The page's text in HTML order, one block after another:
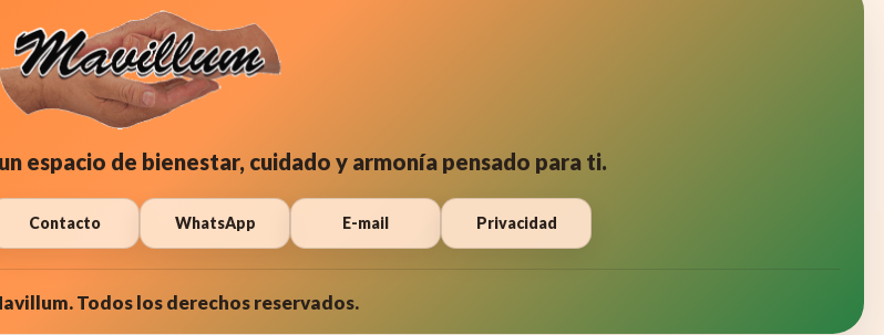
espacio de bienestar, cuidado y armonía pensado para ti.
Contacto WhatsApp E-mail Privacidad
Todos los derechos reservados.